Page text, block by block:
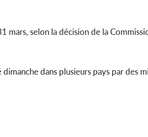
mars, selon la décision de la
dans plusieurs pays par des